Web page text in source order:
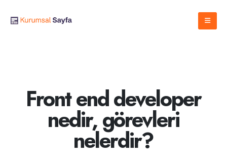
Front end developer
nedir, görevleri
nelerdir?